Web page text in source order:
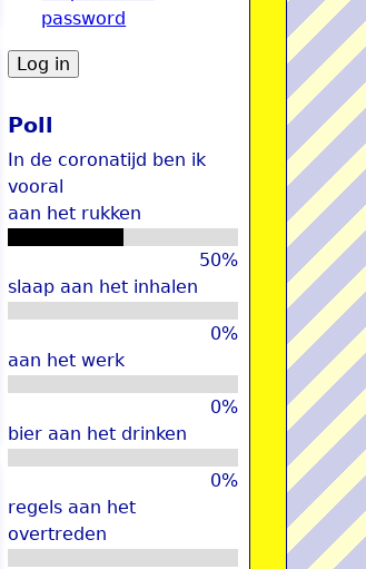
password
Poll
In de coronatijd ben ik
vooral
aan het rukken
50%
slaap aan het inhalen
0%
aan het werk
0%
bier aan het drinken
0%
regels aan het
overtreden